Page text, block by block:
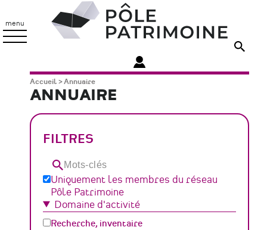
contenu
principal
menu
Patrimoine
Fil
d'Ariane
Accueil Annuaire
ANNUAIRE
FILTRES
Mots-
clésUniquement les membres du réseau
Pôle Patrimoine
Domaine d'activité
Recherche, inventaire